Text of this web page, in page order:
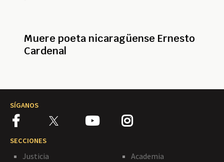
Muere poeta nicaragüense Ernesto
Cardenal
SÍGANOS
SECCIONES
Justicia
Academia